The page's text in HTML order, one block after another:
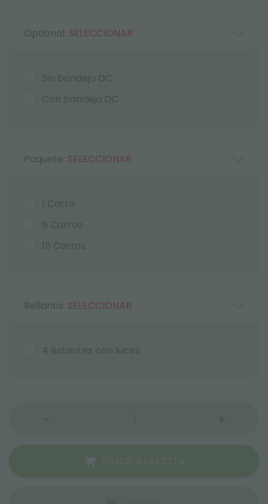
Optional: SELECCIONAR
Sin bandeja DC
Con bandeja DC
Paquete: SELECCIONAR
1 Carro
6 Carros
18 Carros
Rellanos: SELECCIONAR
4 estantes con luces